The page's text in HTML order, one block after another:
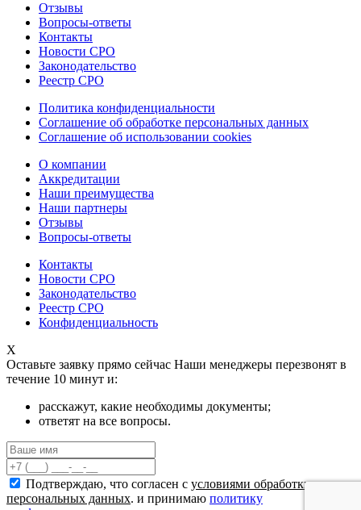
Отзывы
Вопросы-ответы
Контакты
Новости СРО
Законодательство
Реестр СРО
Политика конфиденциальности
Соглашение об обработке персональных данных
Соглашение об использовании cookies
О компании
Аккредитации
Наши преимущества
Наши партнеры
Отзывы
Вопросы-ответы
Контакты
Новости СРО
Законодательство
Реестр СРО
Конфиденциальность
X
Оставьте заявку прямо сейчас Наши менеджеры перезвонят в
течение 10 минут и:
расскажут, какие необходимы документы;
ответят на все вопросы.
Подтверждаю, что согласен с условиями обработки
персональных данных. и принимаю политику